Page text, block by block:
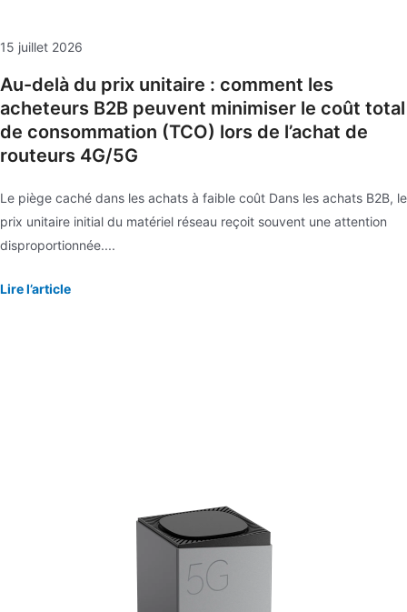
15 juillet 2026
Au-delà du prix unitaire : comment les
acheteurs B2B peuvent minimiser le coût total
de consommation (TCO) lors de l’achat de
routeurs 4G/5G
Le piège caché dans les achats à faible coût Dans les achats B2B, le
prix unitaire initial du matériel réseau reçoit souvent une attention
disproportionnée....
Lire l’article